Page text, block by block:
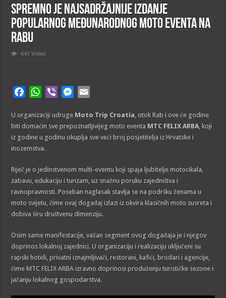
Spremno je najsadržajnije izdanje
popularnog međunarodnog moto eventa na
Rabu
641 Views
c
e
b
o
o
k
W
a
t
s
A
p
p
b
e
r
M
s
s
e
e
r
a
i
l
U organizaciji udruge Moto Trip Croatia, otok Rab i ove će godine
biti domaćin sve prepoznatljivijeg moto eventa MTC FELIX ARBA, koji
iz godine u godinu okuplja sve veći broj posjetitelja iz Hrvatske i
inozemstva.
Riječ je o jedinstvenom multi-eventu koji spaja ljubitelje motocikala,
zabavu, edukaciju i turizam, uz snažnu poruku zajedništva i
ravnopravnosti. Poseban naglasak stavlja se na podršku ženama u
moto svijetu, čime ovaj događaj izlazi iz okvira klasičnih moto susreta i
dobiva širu društvenu dimenziju.
Osim same manifestacije, važan segment ovog događaja je i njegov
doprinos lokalnoj zajednici. U organizaciju i realizaciju uključeni su
rapski hoteli, privatni iznajmljivači, restorani, kafići, brodari i agencije,
čime MTC FELIX ARBA izravno doprinosi produženju turističke sezone i
jačanju lokalnog gospodarstva.